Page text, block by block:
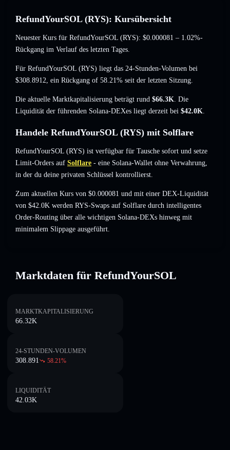
RefundYourSOL (RYS): Kursübersicht
Neuester Kurs für RefundYourSOL (RYS): $0.000081 – 1.02%-
Rückgang im Verlauf des letzten Tages.
Für RefundYourSOL (RYS) liegt das 24-Stunden-Volumen bei
$308.8912, ein Rückgang of 58.21% seit der letzten Sitzung.
Die aktuelle Marktkapitalisierung beträgt rund $66.3K. Die
Liquidität der führenden Solana-DEXes liegt derzeit bei $42.0K.
Handele RefundYourSOL (RYS) mit Solflare
RefundYourSOL (RYS) ist verfügbar für Tausche sofort und setze
Limit-Orders auf Solflare - eine Solana-Wallet ohne Verwahrung,
in der du deine privaten Schlüssel kontrollierst.
Zum aktuellen Kurs von $0.000081 und mit einer DEX-Liquidität
von $42.0K werden RYS-Swaps auf Solflare durch intelligentes
Order-Routing über alle wichtigen Solana-DEXs hinweg mit
minimalem Slippage ausgeführt.
Marktdaten für RefundYourSOL
MARKTKAPITALISIERUNG
66.32K
24-STUNDEN-VOLUMEN
308.891 58.21%
LIQUIDITÄT
42.03K